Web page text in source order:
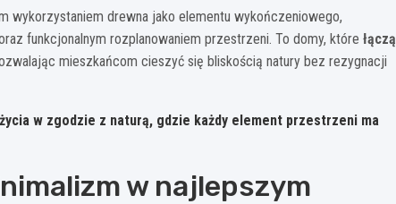
wykorzystaniem drewna jako elementu wykończeniowego,
funkcjonalnym rozplanowaniem przestrzeni. To domy, które łączą
mieszkańcom cieszyć się bliskością natury bez rezygnacji
w zgodzie z naturą, gdzie każdy element przestrzeni ma
w najlepszym